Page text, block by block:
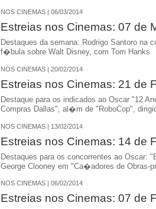
NOS CINEMAS | 06/03/2014
Estreias nos Cinemas: 07 de
Destaques da semana: Rodrigo Santoro
f�bula sobre Walt Disney, com Tom Hanks
NOS CINEMAS | 20/02/2014
Estreias nos Cinemas: 21 de
Destaque para os indicados ao Oscar "12
Compras Dallas", al�m de "RoboCop",
NOS CINEMAS | 13/02/2014
Estreias nos Cinemas: 14 de
Destaques para os concorrentes ao Oscar:
George Clooney em "Ca�adores de Obras-
NOS CINEMAS | 06/02/2014
Estreias nos Cinemas: 07 de